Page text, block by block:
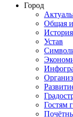
Город
Общая
История
Устав
Гостям